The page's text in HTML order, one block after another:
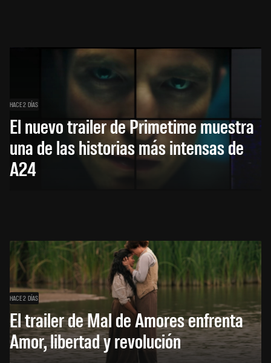
HACE 2 DÍAS
El nuevo trailer de Primetime muestra
una de las historias más intensas de
A24
HACE 2 DÍAS
El trailer de Mal de Amores enfrenta
Amor, libertad y revolución